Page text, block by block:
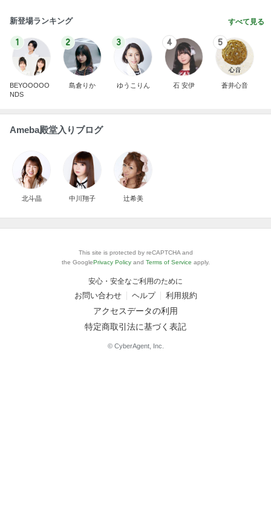
新登場ランキング すべて見る
1
BEYOOOOO
NDS
2
島倉りか
3
ゆうこりん
4
石 安伊
5
蒼井心音
Ameba殿堂入りブログ
北斗晶 中川翔子 辻希美
This site is protected by reCAPTCHA and
the GooglePrivacy Policy and Terms of Service apply.
安心・安全なご利用のために
お問い合わせ ヘルプ 利用規約
アクセスデータの利用
特定商取引法に基づく表記
© CyberAgent, Inc.